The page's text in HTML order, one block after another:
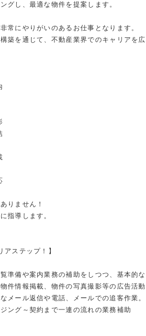
グし、最適な物件を提案します。
常にやりがいのあるお仕事となります。
築を通じて、不動産業界でのキャリアを
りません！
指導します。
アステップ！】
準備や案内業務の補助をしつつ、基本
件情報掲載、物件の写真撮影等の広告活動
メール返信や電話、メールでの追客作業。
ング～契約まで一連の流れの業務補助